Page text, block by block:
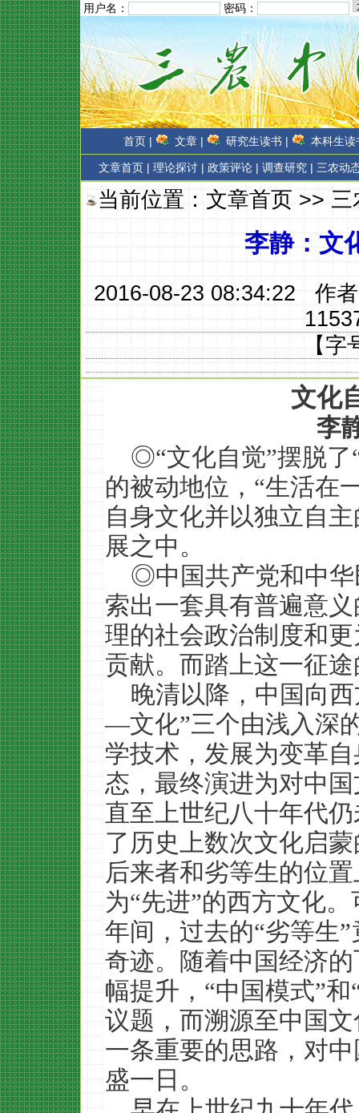
用户名： 密码：
首页 | 文章 | 研究生读书 | 本科生读
文章首页 | 理论探讨 | 政策评论 | 调查研究 | 三农动
当前位置：文章首页>>三
李静：文
2016-08-23 08:34:22 作
【字
文化
李
◎“文化自觉”摆脱了
的被动地位，“生活在
自身文化并以独立自
展之中。
◎中国共产党和中华
索出一套具有普遍意
理的社会政治制度和
贡献。而踏上这一征
晚清以降，中国向
—文化”三个由浅入深
学技术，发展为变革
态，最终演进为对中
直至上世纪八十年代
了历史上数次文化启
后来者和劣等生的位
为“先进”的西方文化
年间，过去的“劣等生
奇迹。随着中国经济
幅提升，“中国模式”
议题，而溯源至中国
一条重要的思路，对
盛一日。